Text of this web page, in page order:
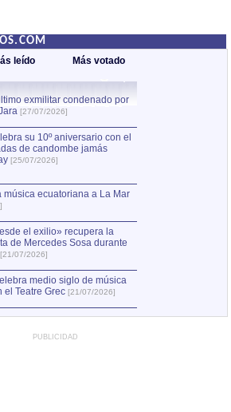
leído Más votado
exmilitar condenado por
[27/07/2026]
su 10º aniversario con el
de candombe jamás
[25/07/2026]
música ecuatoriana a La Mar
el exilio» recupera la
de Mercedes Sosa durante
[21/07/2026]
medio siglo de música
el Teatre Grec [21/07/2026]
PUBLICIDAD